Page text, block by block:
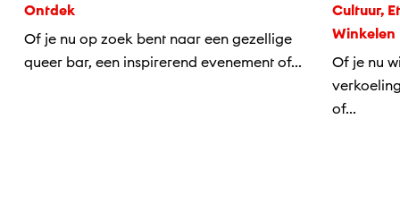
Ontdek
Of je nu op zoek bent naar een gezellige
queer bar, een inspirerend evenement of...
Cultuur, Eten & drinken, Kids, Ontdek,
Winkelen
Of je nu
of...